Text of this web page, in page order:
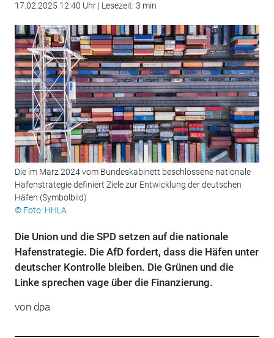
17.02.2025 12:40 Uhr | Lesezeit: 3 min
Die im März 2024 vom Bundeskabinett beschlossene nationale
Hafenstrategie definiert Ziele zur Entwicklung der deutschen
Häfen (Symbolbild)
© Foto: HHLA
Die Union und die SPD setzen auf die nationale
Hafenstrategie. Die AfD fordert, dass die Häfen unter
deutscher Kontrolle bleiben. Die Grünen und die
Linke sprechen vage über die Finanzierung.
von dpa